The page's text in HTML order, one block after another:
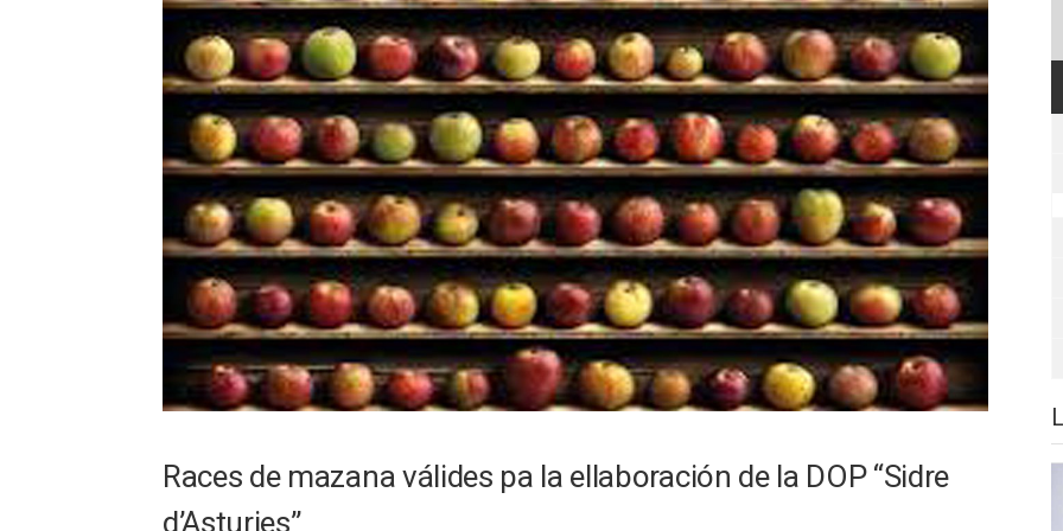
Races de mazana válides pa la ellaboración de la DOP “Sidre
d’Asturies”